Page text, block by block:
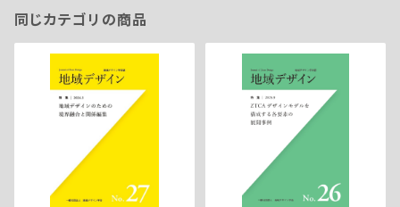
同じカテゴリの商品